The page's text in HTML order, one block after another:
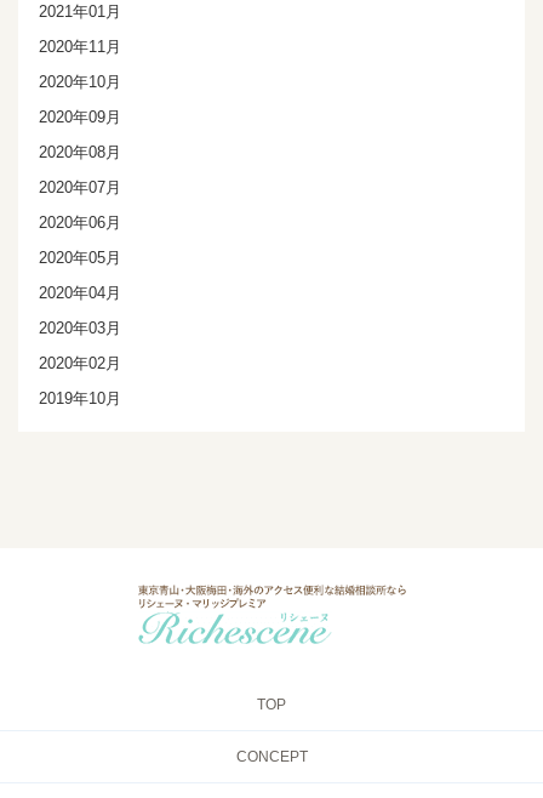
2021年01月
2020年11月
2020年10月
2020年09月
2020年08月
2020年07月
2020年06月
2020年05月
2020年04月
2020年03月
2020年02月
2019年10月
TOP
CONCEPT